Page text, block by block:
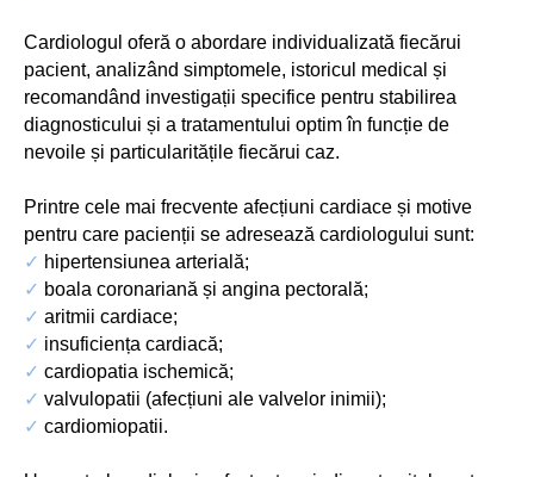
Cardiologul oferă o abordare individualizată fiecărui
pacient, analizând simptomele, istoricul medical și
recomandând investigații specifice pentru stabilirea
diagnosticului și a tratamentului optim în funcție de
nevoile și particularitățile fiecărui caz.
Printre cele mai frecvente afecțiuni cardiace și motive
pentru care pacienții se adresează cardiologului sunt:
✓ hipertensiunea arterială;
✓ boala coronariană și angina pectorală;
✓ aritmii cardiace;
✓ insuficiența cardiacă;
✓ cardiopatia ischemică;
✓ valvulopatii (afecțiuni ale valvelor inimii);
✓ cardiomiopatii.